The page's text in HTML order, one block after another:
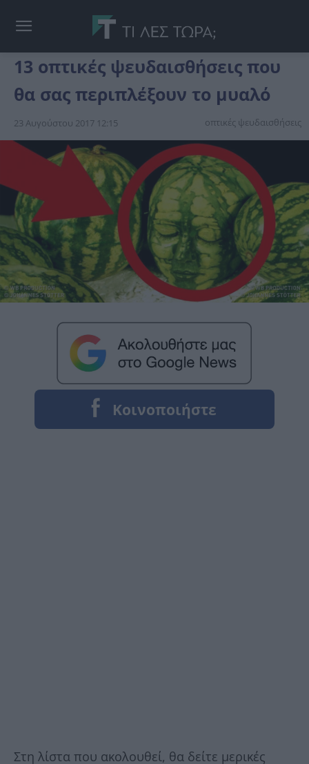
13 οπτικές ψευδαισθήσεις που
θα σας περιπλέξουν το μυαλό
23 Αυγούστου 2017 12:15 οπτικές ψευδαισθήσεις
Στη λίστα που ακολουθεί, θα δείτε μερικές